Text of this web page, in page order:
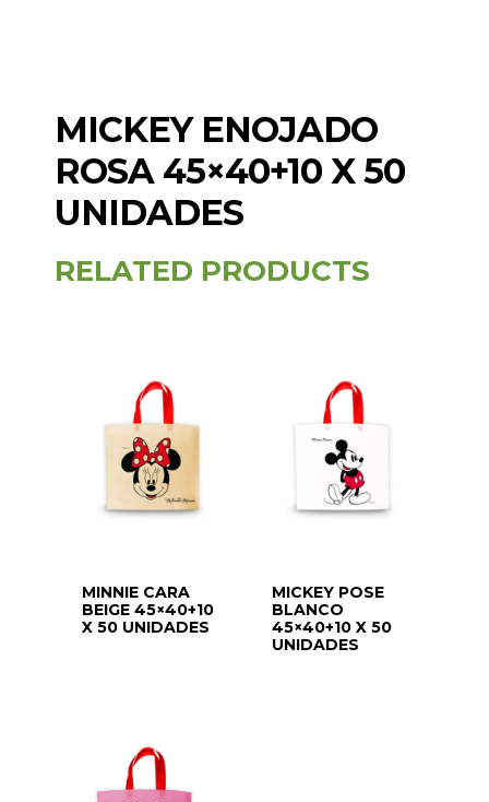
MICKEY ENOJADO
ROSA 45×40+10 X 50
UNIDADES
RELATED PRODUCTS
MINNIE CARA
BEIGE 45×40+10
X 50 UNIDADES
MICKEY POSE
BLANCO
45×40+10 X 50
UNIDADES